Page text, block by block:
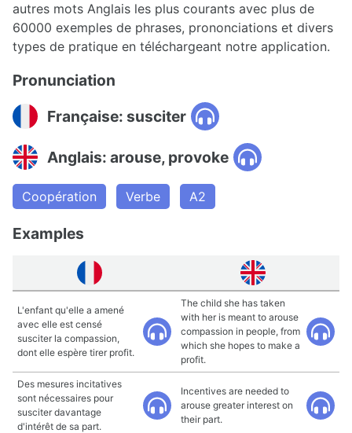
autres mots Anglais les plus courants avec plus de
60000 exemples de phrases, prononciations et divers
types de pratique en téléchargeant notre application.
Pronunciation
Française: susciter
Anglais: arouse, provoke
Coopération Verbe A2
Examples
L'enfant qu'elle a amené
avec elle est censé
susciter la compassion,
dont elle espère tirer profit.
The child she has taken
with her is meant to arouse
compassion in people, from
which she hopes to make a
profit.
Des mesures incitatives
sont nécessaires pour
susciter davantage
d'intérêt de sa part.
Incentives are needed to
arouse greater interest on
their part.